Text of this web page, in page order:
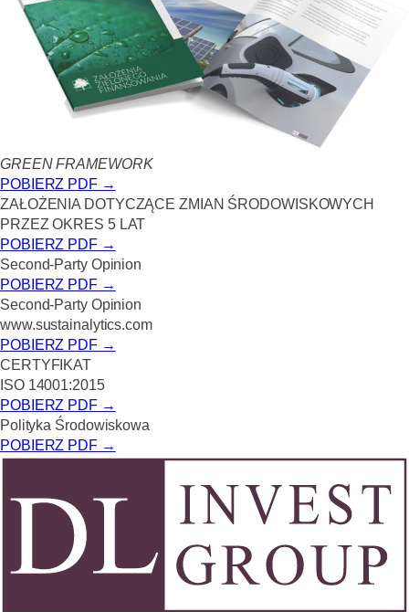
GREEN FRAMEWORK
POBIERZ PDF →
ZAŁOŻENIA DOTYCZĄCE ZMIAN ŚRODOWISKOWYCH
PRZEZ OKRES 5 LAT
POBIERZ PDF →
Second-Party Opinion
POBIERZ PDF →
Second-Party Opinion
www.sustainalytics.com
POBIERZ PDF →
CERTYFIKAT
ISO 14001:2015
POBIERZ PDF →
Polityka Środowiskowa
POBIERZ PDF →